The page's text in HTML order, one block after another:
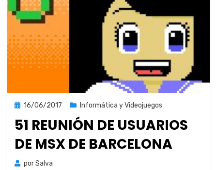
Publicada
16/06/2017 Informática y Videojuegos
51 REUNIÓN DE USUARIOS
DE MSX DE BARCELONA
porSalva